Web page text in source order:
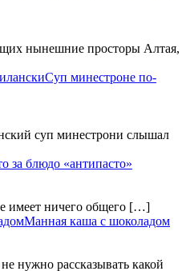
нынешние просторы Алтая,
Суп минестроне по-
суп минестрони слышал
за блюдо «антипасто»
имеет ничего общего […]
Манная каша с шоколадом
нужно рассказывать какой